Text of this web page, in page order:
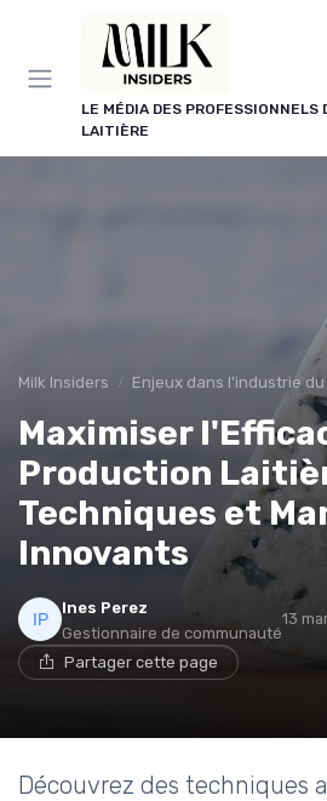
LE MÉDIA DES PROFESSIONNELS
LAITIÈRE
Milk Insiders Enjeux dans l'industrie
Maximiser
Production
Techniques et
Innovants
Ines Perez
Gestionnaire de communauté
13
Partager cette page
Découvrez des techniques